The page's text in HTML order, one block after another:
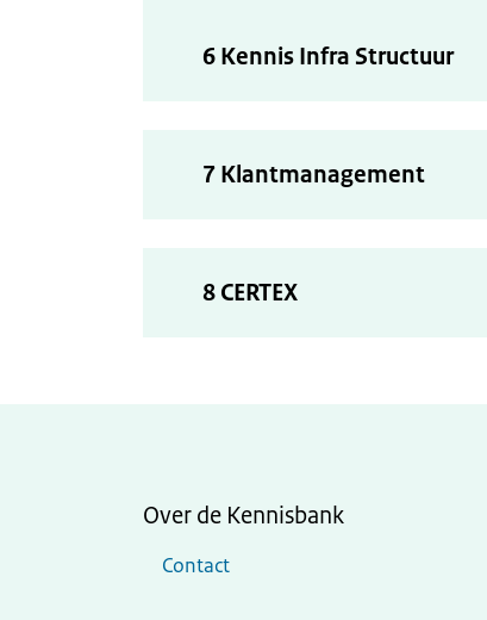
6 Kennis Infra Structuur
7 Klantmanagement
8 CERTEX
Over de Kennisbank
Contact